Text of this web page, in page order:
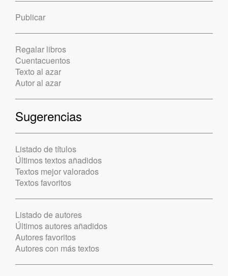
Publicar
Regalar libros
Cuentacuentos
Texto al azar
Autor al azar
Sugerencias
Listado de títulos
Últimos textos añadidos
Textos mejor valorados
Textos favoritos
Listado de autores
Últimos autores añadidos
Autores favoritos
Autores con más textos